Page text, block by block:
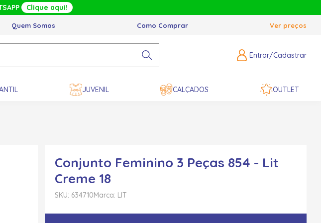
Clique aqui!
Quem Somos Como Comprar Ver preços
Entrar/Cadastrar
JUVENIL CALÇADOS OUTLET
Conjunto Feminino 3 Peças 854 - Lit
Creme 18
SKU: 634710Marca: LIT